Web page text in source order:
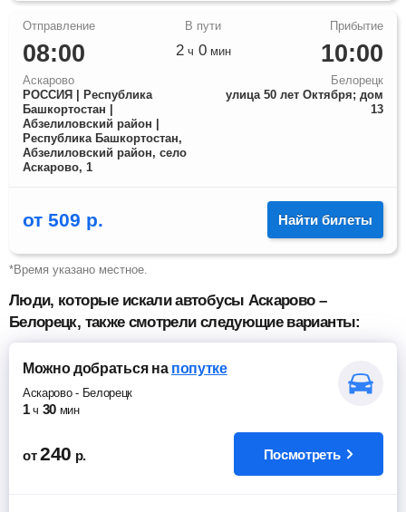
08:00
Аскарово
РОССИЯ | Республика
Башкортостан |
Абзелиловский район |
Республика Башкортостан,
Абзелиловский район, село
Аскарово, 1
10:00
Белорецк
улица 50 лет Октября; дом
13
2ч 0мин
от 509 р. Найти билеты
*Время указано местное.
Люди, которые искали автобусы Аскарово –
Белорецк, также смотрели следующие варианты:
Можно добратьсяна попутке
Аскарово- Белорецк
1 ч 30 мин
от 240 р. Посмотреть